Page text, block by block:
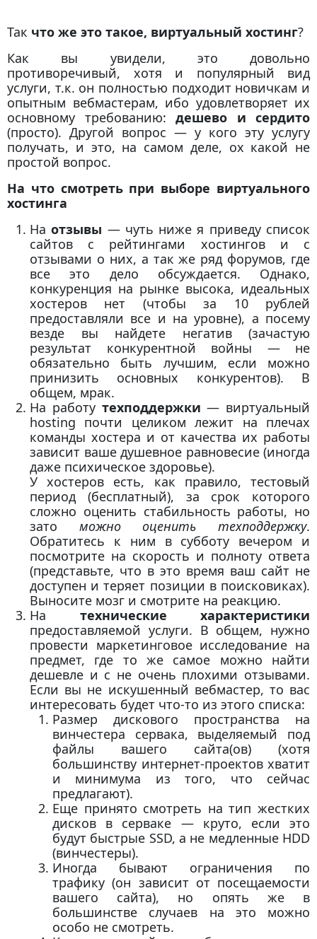
Так что же это такое, виртуальный хостинг?
Как вы увидели, это довольно
противоречивый, хотя и популярный вид
услуги, т.к. он полностью подходит новичкам и
опытным вебмастерам, ибо удовлетворяет их
основному требованию: дешево и сердито
(просто). Другой вопрос — у кого эту услугу
получать, и это, на самом деле, ох какой не
простой вопрос.
На что смотреть при выборе виртуального
хостинга
Наотзывы — чуть ниже я приведу список
сайтов с рейтингами хостингов и с
отзывами о них, а так же ряд форумов, где
все это дело обсуждается. Однако,
конкуренция на рынке высока, идеальных
хостеров нет (чтобы за 10 рублей
предоставляли все и на уровне), а посему
везде вы найдете негатив (зачастую
результат конкурентной войны — не
обязательно быть лучшим, если можно
принизить основных конкурентов). В
общем, мрак.
На работу техподдержки — виртуальный
hosting почти целиком лежит на плечах
команды хостера и от качества их работы
зависит ваше душевное равновесие (иногда
даже психическое здоровье).
У хостеров есть, как правило, тестовый
период (бесплатный), за срок которого
сложно оценить стабильность работы, но
зато можно оценить техподдержку.
Обратитесь к ним в субботу вечером и
посмотрите на скорость и полноту ответа
(представьте, что в это время ваш сайт не
доступен и теряет позиции в поисковиках).
Выносите мозг и смотрите на реакцию.
На технические характеристики
предоставляемой услуги. В общем, нужно
провести маркетинговое исследование на
предмет, где то же самое можно найти
дешевле и с не очень плохими отзывами.
Если вы не искушенный вебмастер, то вас
интересовать будет что-то из этого списка:
Размер дискового пространства на
винчестера сервака, выделяемый под
файлы вашего сайта(ов) (хотя
большинству интернет-проектов хватит
и минимума из того, что сейчас
предлагают).
Еще принято смотреть на тип жестких
дисков в серваке — круто, если это
будут быстрые SSD, а не медленные HDD
(винчестеры).
Иногда бывают ограничения по
трафику (он зависит от посещаемости
вашего сайта), но опять же в
большинстве случаев на это можно
особо не смотреть.